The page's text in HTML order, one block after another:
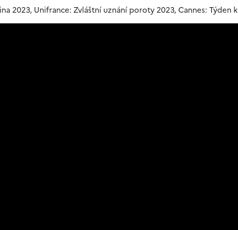
2023, Unifrance: Zvláštní uznání poroty 2023, Cannes: Týden